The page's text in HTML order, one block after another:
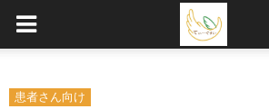
患者さん向け